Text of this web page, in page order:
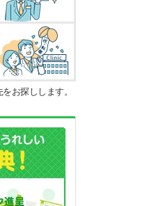
お探しします。